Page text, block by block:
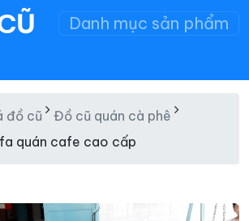
Danh mục sản phẩm
đồ cũ
Đồ cũ quán cà phê
quán cafe cao cấp